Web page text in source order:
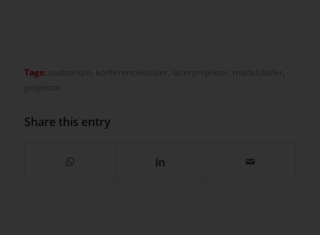
Tags:
Share this entry